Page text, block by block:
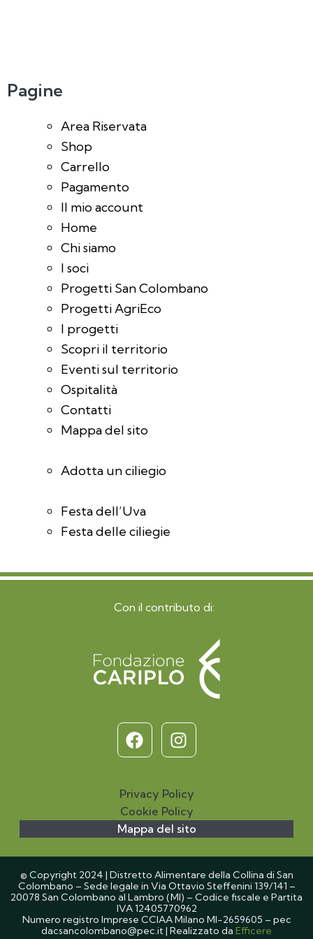
Pagine
Area Riservata
Shop
Carrello
Pagamento
Il mio account
Home
Chi siamo
I soci
Progetti San Colombano
Progetti AgriEco
I progetti
Scopri il territorio
Eventi sul territorio
Ospitalità
Contatti
Mappa del sito
Adotta un ciliegio
Festa dell’Uva
Festa delle ciliegie
Con il contributo di:
F
a
b
o
o
k
I
n
a
g
r
a
m
Privacy Policy
Cookie Policy
Mappa del sito
© Copyright 2024 | Distretto Alimentare della Collina di San
Colombano – Sede legale in Via Ottavio Steffenini 139/141 –
20078 San Colombano al Lambro (MI) – Codice fiscale e Partita
IVA 12405770962
Numero registro Imprese CCIAA Milano MI-2659605 – pec
dacsancolombano@pec.it | Realizzato da Efficere